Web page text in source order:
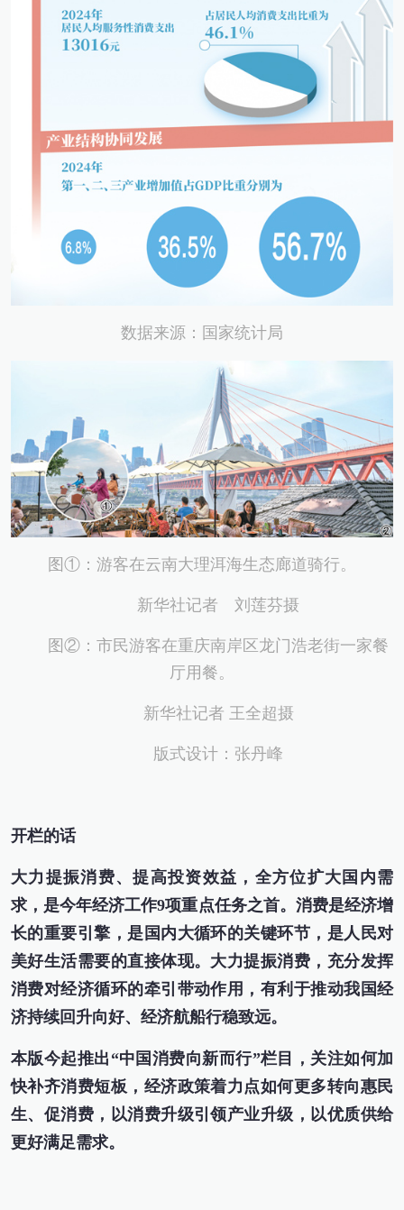
数据来源：国家统计局
图①：游客在云南大理洱海生态廊道骑行。
新华社记者 刘莲芬摄
图②：市民游客在重庆南岸区龙门浩老街一家餐
厅用餐。
新华社记者 王全超摄
版式设计：张丹峰
开栏的话
大力提振消费、提高投资效益，全方位扩大国内需
求，是今年经济工作9项重点任务之首。消费是经济增
长的重要引擎，是国内大循环的关键环节，是人民对
美好生活需要的直接体现。大力提振消费，充分发挥
消费对经济循环的牵引带动作用，有利于推动我国经
济持续回升向好、经济航船行稳致远。
本版今起推出“中国消费向新而行”栏目，关注如何加
快补齐消费短板，经济政策着力点如何更多转向惠民
生、促消费，以消费升级引领产业升级，以优质供给
更好满足需求。